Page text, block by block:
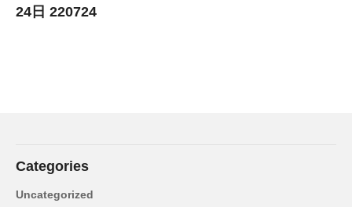
24日 220724
Categories
Uncategorized